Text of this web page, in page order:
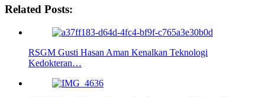
Related Posts:
RSGM Gusti Hasan Aman Kenalkan Teknologi
Kedokteran…